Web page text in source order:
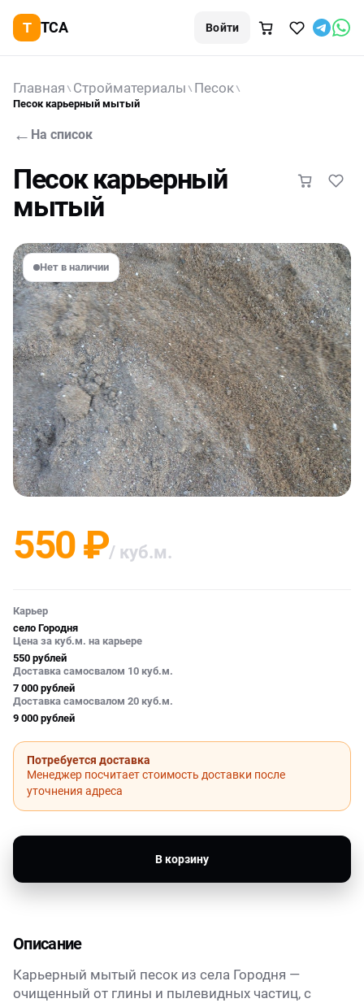
TCA Войти
Главная Стройматериалы Песок
Песок карьерный мытый
← На список
Песок карьерный
мытый
Нет в наличии
550 ₽/ куб.м.
Карьер
село Городня
Цена за куб.м. на карьере
550 рублей
Доставка самосвалом 10 куб.м.
7 000 рублей
Доставка самосвалом 20 куб.м.
9 000 рублей
Потребуется доставка
Менеджер посчитает стоимость доставки после
уточнения адреса
В корзину
Описание
Карьерный мытый песок из села Городня —
очищенный от глины и пылевидных частиц, с